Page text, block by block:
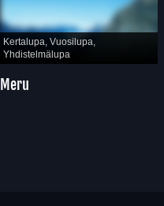
Kertalupa, Vuosilupa,
Yhdistelmälupa
Meru